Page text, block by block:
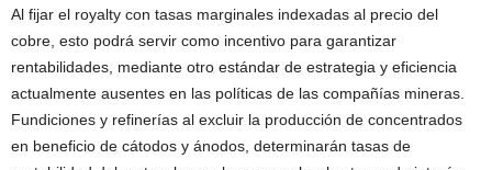
Al fijar el royalty con tasas marginales indexadas al precio del
cobre, esto podrá servir como incentivo para garantizar
rentabilidades, mediante otro estándar de estrategia y eficiencia
actualmente ausentes en las políticas de las compañías mineras.
Fundiciones y refinerías al excluir la producción de concentrados
en beneficio de cátodos y ánodos, determinarán tasas de